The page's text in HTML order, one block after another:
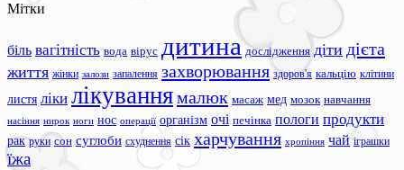
Мітки
біль вагітність вода вірус дитина дослідження діти дієта
життя жінки залози запалення захворювання здоров'я кальцію клітини
листя ліки лікуваннямалюк масаж мед мозок навчання
насіння нирок ноги нос операції організм очі печінка пологи продукти
рак руки сон суглоби схуднення сік харчування хропіння чай іграшки
їжа